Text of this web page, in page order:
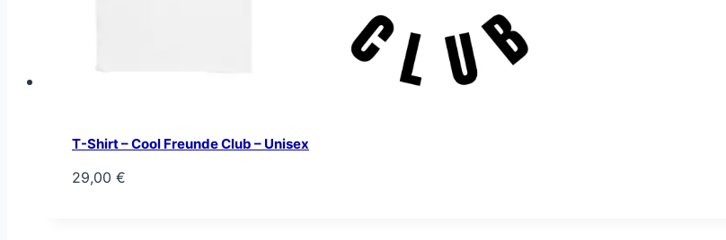
T-Shirt – Cool Freunde Club – Unisex
29,00 €